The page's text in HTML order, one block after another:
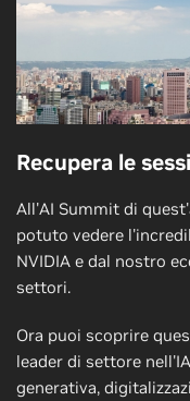
Recupera le
All'AI Summit di
potuto vedere
NVIDIA e dal nostro
settori.
Ora puoi scoprire
leader di settore
generativa,